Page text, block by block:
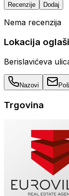
Recenzije Dodaj
Nema recenzija
Lokacija
Berislavićeva
Nazovi
Trgovina